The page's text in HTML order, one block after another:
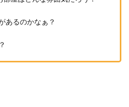
あるのかなぁ？